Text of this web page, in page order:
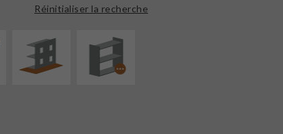
Réinitialiser la recherche